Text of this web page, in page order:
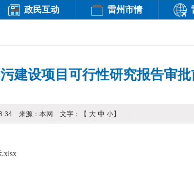
政民互动 雷州市情
建设项目可行性研究报告审
来源： 本网 文字：【 大 中 小】